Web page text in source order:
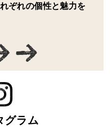
ぞれの個性と魅力を
グラム